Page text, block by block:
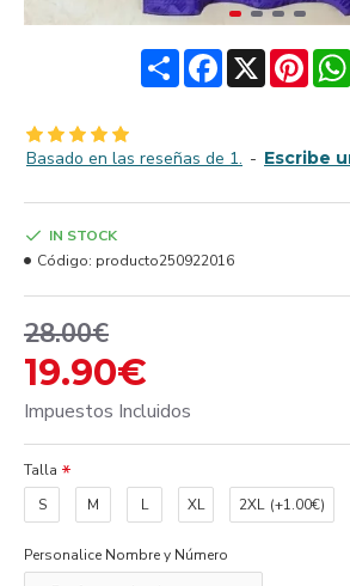
ShareFacebook
X
Basado en las reseñas de 1. - Escribe
19.90€
28.00€
Impuestos Incluidos
IN STOCK
Código: producto250922016
Talla
S
M L XL 2XL (+1.00€)
Personalice Nombre y Número